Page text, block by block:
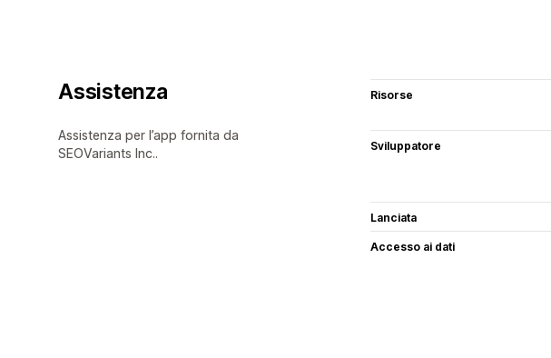
Assistenza
Assistenza per l’app fornita da
SEOVariants Inc..
Risorse
Sviluppatore
Lanciata
Accesso ai dati